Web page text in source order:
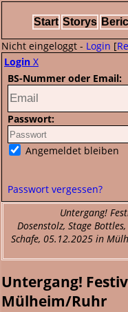
Start Storys
Nicht eingeloggt - Login [
Login X
BS-Nummer oder Email:
Passwort:
Angemeldet bleiben
Passwort vergessen?
Untergang!
Dosenstolz, Stage
Schafe, 05.12.2025 in
Untergang!
Mülheim/Ruhr